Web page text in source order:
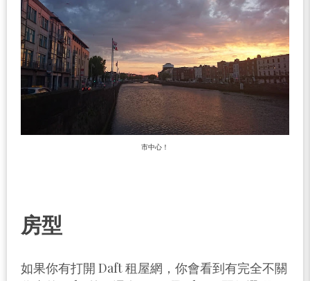
市中心！
房型
如果你有打開 Daft 租屋網，你會看到有完全不關